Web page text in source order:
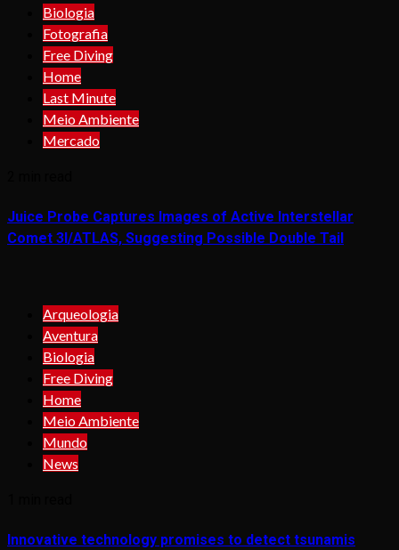
Biologia
Fotografia
Free Diving
Home
Last Minute
Meio Ambiente
Mercado
Juice Probe Captures Images of Active Interstellar
Comet 3I/ATLAS, Suggesting Possible Double Tail
Arqueologia
Aventura
Biologia
Free Diving
Home
Meio Ambiente
Mundo
News
Innovative technology promises to detect tsunamis